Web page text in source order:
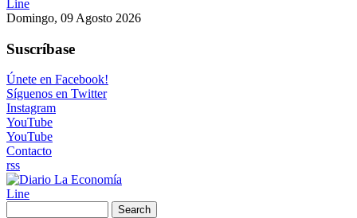
Line
Domingo, 09 Agosto 2026
Suscríbase
Únete en Facebook!
Síguenos en Twitter
Instagram
YouTube
YouTube
Contacto
rss
Line
Search